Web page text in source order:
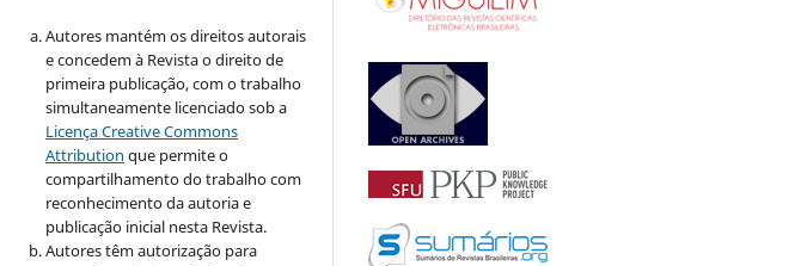
Autores mantém os direitos autorais
e concedem à Revista o direito de
primeira publicação, com o trabalho
simultaneamente licenciado sob a
Licença Creative Commons
Attribution que permite o
compartilhamento do trabalho com
reconhecimento da autoria e
publicação inicial nesta Revista.
Autores têm autorização para